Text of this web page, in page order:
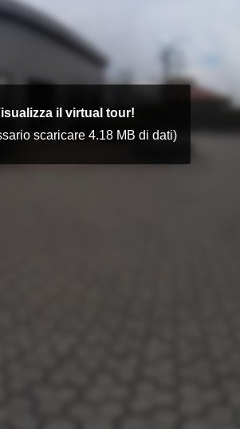
il virtual tour!
scaricare 4.18 MB di dati)